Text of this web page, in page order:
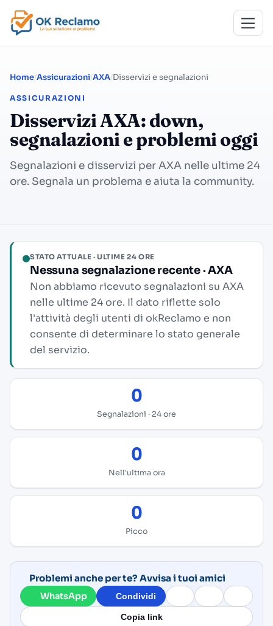
Home Assicurazioni AXA Disservizi e segnalazioni
ASSICURAZIONI
Disservizi AXA: down,
segnalazioni e problemi oggi
Segnalazioni e disservizi per AXA nelle ultime 24
ore. Segnala un problema e aiuta la community.
STATO ATTUALE · ULTIME 24 ORE
Nessuna segnalazione recente · AXA
Non abbiamo ricevuto segnalazioni su AXA
nelle ultime 24 ore. Il dato riflette solo
l'attività degli utenti di okReclamo e non
consente di determinare lo stato generale
del servizio.
0
Segnalazioni · 24 ore
0
Nell'ultima ora
0
Picco
Problemi anche per te? Avvisa i tuoi amici
WhatsApp Condividi
Copia link